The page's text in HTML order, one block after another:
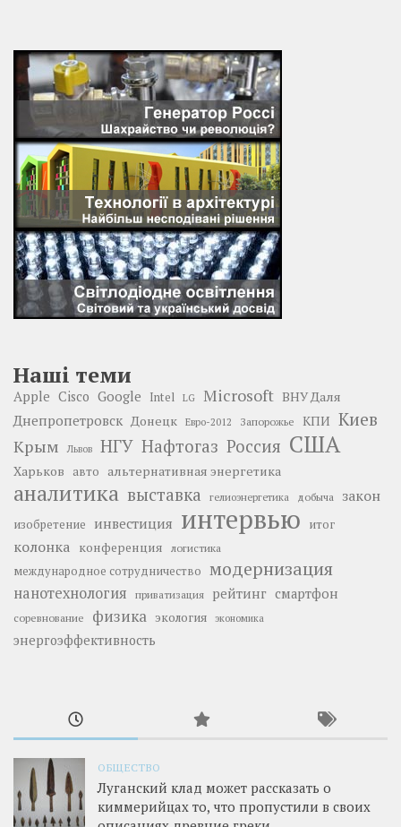
Наші теми
Apple Cisco Google Intel LG Microsoft ВНУ Даля
Днепропетровск Донецк Евро-2012 Запорожье КПИ Киев
Крым Львов НГУ Нафтогаз Россия США
Харьков авто альтернативная энергетика
аналитика выставка гелиоэнергетика добыча закон
изобретение инвестиция интервью итог
колонка конференция логистика
международное сотрудничество модернизация
нанотехнология приватизация рейтинг смартфон
соревнование физика экология экономика
энергоэффективность
ОБЩЕСТВО
Луганский клад может рассказать о
киммерийцах то, что пропустили в своих